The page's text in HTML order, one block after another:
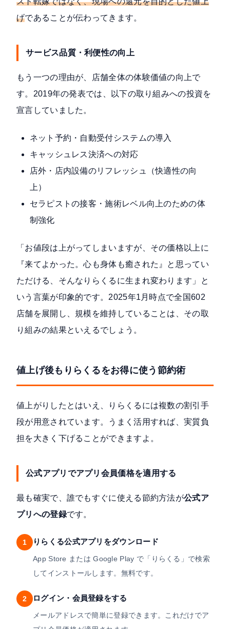
げであることが伝わってきます。
サービス品質・利便性の向上
もう一つの理由が、店舗全体の体験価値の向上で
す。2019年の発表では、以下の取り組みへの投資を
宣言していました。
ネット予約・自動受付システムの導入
キャッシュレス決済への対応
店外・店内設備のリフレッシュ（快適性の向
上）
セラピストの接客・施術レベル向上のための体
制強化
「お値段は上がってしまいますが、その価格以上に
『来てよかった。心も身体も癒された』と思ってい
ただける、そんなりらくるに生まれ変わります」と
いう言葉が印象的です。2025年1月時点で全国602
店舗を展開し、規模を維持していることは、その取
り組みの結果といえるでしょう。
値上げ後もりらくるをお得に使う節約術
値上がりしたとはいえ、りらくるには複数の割引手
段が用意されています。うまく活用すれば、実質負
担を大きく下げることができますよ。
公式アプリでアプリ会員価格を適用する
最も確実で、誰でもすぐに使える節約方法が公式ア
プリへの登録です。
1 りらくる公式アプリをダウンロード
App Store または Google Play で「りらくる」で検索
してインストールします。無料です。
2 ログイン・会員登録をする
メールアドレスで簡単に登録できます。これだけでア